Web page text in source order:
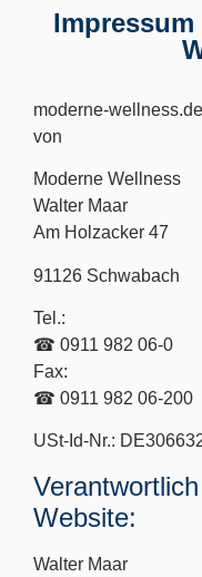
moderne-
von
Moderne Wellness
Walter Maar
Am Holzacker 47
91126 Schwabach
Tel.:
☎ 0911 982 06-0
Fax:
☎ 0911 982 06-200
USt-Id-Nr.:
Website:
Walter Maar